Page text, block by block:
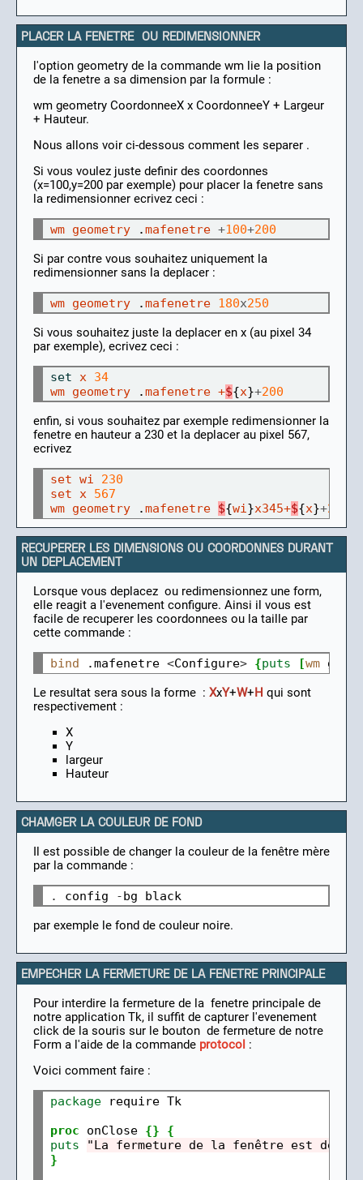
PLACER LA FENETRE OU REDIMENSIONNER
l'option geometry de la commande wm lie la position
de la fenetre a sa dimension par la formule :
wm geometry CoordonneeX x CoordonneeY + Largeur
+ Hauteur.
Nous allons voir ci-dessous comment les separer .
Si vous voulez juste definir des coordonnes
(x=100,y=200 par exemple) pour placer la fenetre sans
la redimensionner ecrivez ceci :
wm geometry .mafenetre +100+200
Si par contre vous souhaitez uniquement la
redimensionner sans la deplacer :
wm geometry .mafenetre 180x250
Si vous souhaitez juste la deplacer en x (au pixel 34
par exemple), ecrivez ceci :
set x
34
wm geometry .mafenetre +${x}+200
enfin, si vous souhaitez par exemple redimensionner la
fenetre en hauteur a 230 et la deplacer au pixel 567,
ecrivez
set wi
230
set
x
567
wm geometry .mafenetre ${wi }x345+${x}+200
RECUPERER LES DIMENSIONS OU COORDONNES DURANT
UN DEPLACEMENT
Lorsque vous deplacez ou redimensionnez une form,
elle reagit a l'evenement configure. Ainsi il vous est
facile de recuperer les coordonnees ou la taille par
cette commande :
bind .mafenetre <Configure> {puts [wm
Le resultat sera sous la forme : XxY+W+H qui sont
respectivement :
X
Y
largeur
Hauteur
CHAMGER LA COULEUR DE FOND
Il est possible de changer la couleur de la fenêtre mère
par la commande :
. config -
par exemple le fond de couleur noire.
EMPECHER LA FERMETURE DE LA FENETRE PRINCIPALE
Pour interdire la fermeture de la fenetre principale de
notre application Tk, il suffit de capturer l'evenement
click de la souris sur le bouton de fermeture de notre
Form a l'aide de la commande protocol :
Voici comment faire :
package require Tk
proc onClose {}
{
puts
"La fermeture de la fenêtre est
}